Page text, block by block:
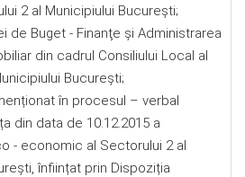
2 al Municipiului București;
de Buget - Finanţe şi Administrarea
din cadrul Consiliului Local al
Bucureşti;
în procesul – verbal
din data de 10.12.2015 a
- economic al Sectorului 2 al
înființat prin Dispoziția